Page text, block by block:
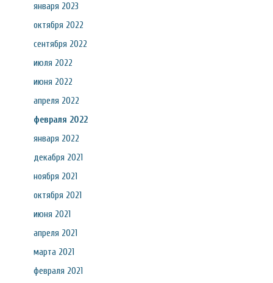
января 2023
октября 2022
сентября 2022
июля 2022
июня 2022
апреля 2022
февраля 2022
января 2022
декабря 2021
ноября 2021
октября 2021
июня 2021
апреля 2021
марта 2021
февраля 2021